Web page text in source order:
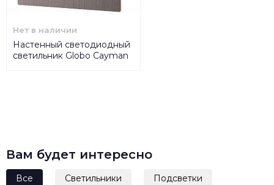
Нет в наличии
Настенный светодиодный
светильник Globo Cayman
Вам будет интересно
Все Светильники Подсветки